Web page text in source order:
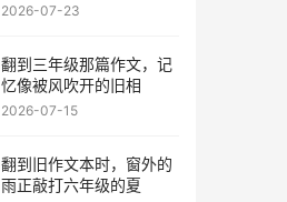
2026-07-23
翻到三年级那篇作文，记
忆像被风吹开的旧相
2026-07-15
翻到旧作文本时，窗外的
雨正敲打六年级的夏